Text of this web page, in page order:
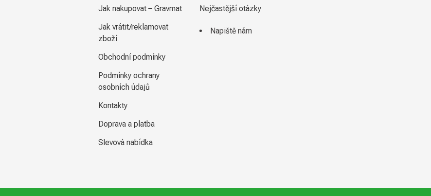
Jak nakupovat – Gravmat
Jak vrátit/reklamovat
zboží
Obchodní podmínky
Podmínky ochrany
osobních údajů
Kontakty
Doprava a platba
Slevová nabídka
Nejčastější otázky
Napiště nám